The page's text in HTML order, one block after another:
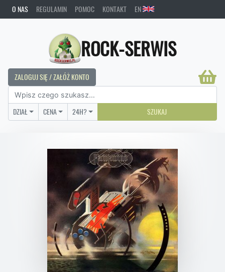
O NAS REGULAMIN POMOC KONTAKT EN
ROCK-SERWIS
ZALOGUJ SIĘ / ZAŁÓŻ KONTO
DZIAŁ CENA 24H? SZUKAJ